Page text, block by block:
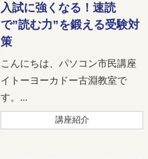
入試に強くなる！速読
で”読む力”を鍛える受験対
策
こんにちは、パソコン市民講座
イトーヨーカドー古淵教室で
す。...
講座紹介